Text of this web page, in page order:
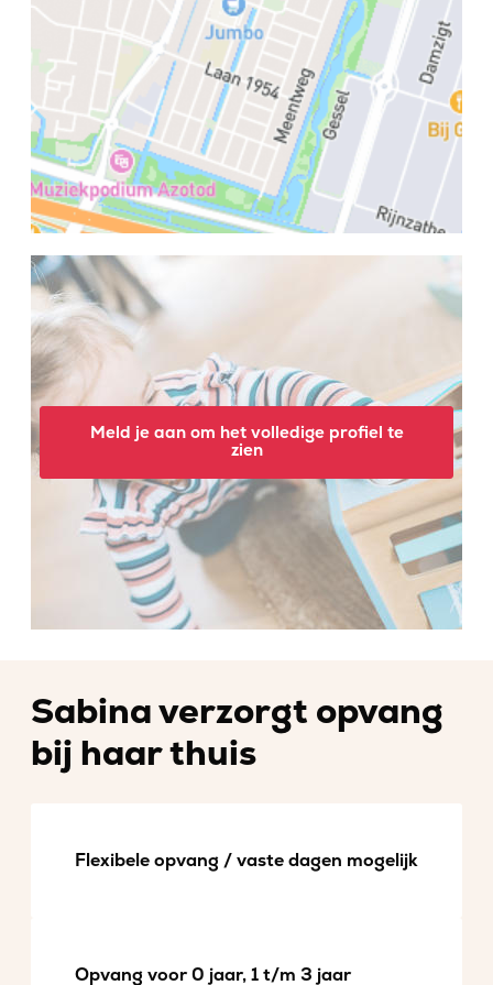
Meld je aan om het volledige profiel te
zien
Sabina verzorgt opvang
bij haar thuis
Flexibele opvang / vaste dagen mogelijk
Opvang voor 0 jaar, 1 t/m 3 jaar